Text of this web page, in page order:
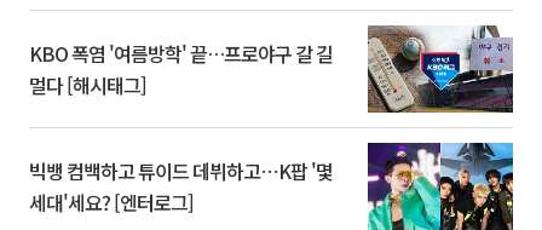
KBO 폭염 '여름방학' 끝…프로야구 갈 길
멀다 [해시태그]
빅뱅 컴백하고 튜이드 데뷔하고⋯K팝 '몇
세대'세요? [엔터로그]